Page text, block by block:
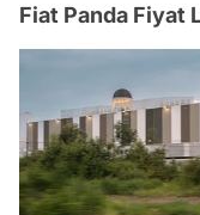
Fiat Panda Fiyat